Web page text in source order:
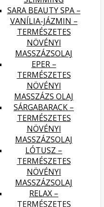
SARA BEAUTY SPA –
VANÍLIA-JÁZMIN –
TERMÉSZETES
NÖVÉNYI
MASSZÁZSOLAJ
EPER –
TERMÉSZETES
NÖVÉNYI
MASSZÁZS OLAJ
SÁRGABARACK –
TERMÉSZETES
NÖVÉNYI
MASSZÁZSOLAJ
LÓTUSZ –
TERMÉSZETES
NÖVÉNYI
MASSZÁZSOLAJ
RELAX –
TERMÉSZETES